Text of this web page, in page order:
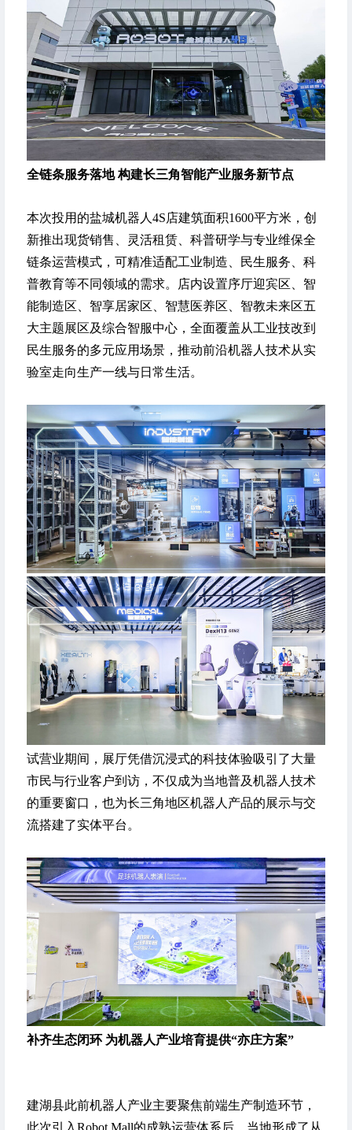
全链条服务落地 构建长三角智能产业服务新节点
本次投用的盐城机器人4S店建筑面积1600平方米，创
新推出现货销售、灵活租赁、科普研学与专业维保全
链条运营模式，可精准适配工业制造、民生服务、科
普教育等不同领域的需求。店内设置序厅迎宾区、智
能制造区、智享居家区、智慧医养区、智教未来区五
大主题展区及综合智服中心，全面覆盖从工业技改到
民生服务的多元应用场景，推动前沿机器人技术从实
验室走向生产一线与日常生活。
试营业期间，展厅凭借沉浸式的科技体验吸引了大量
市民与行业客户到访，不仅成为当地普及机器人技术
的重要窗口，也为长三角地区机器人产品的展示与交
流搭建了实体平台。
补齐生态闭环 为机器人产业培育提供“亦庄方案”
建湖县此前机器人产业主要聚焦前端生产制造环节，